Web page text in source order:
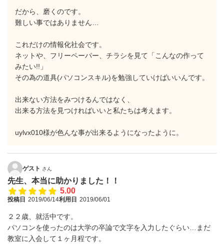
だから、磨くのです。
難しい事ではありません…
これだけの情報化社会です。
ネットや、フリーペーパー、チラシを見て「こんなの作って
みたい!!」
その為の道具(パソコンスキル)を勉強していけばいいんです。
出来ない方法をみつけるんではなく、
出来る方法を見つければいいと私たちは考えます。
uylvx010様が色んな事が出来るようになったように。
ゲスト さん
先生、本当に助かりました！！
5.00
投稿日 2019/06/14利用日 2019/06/01
２２歳、就活中です。
パソコンを使ったのは大学の卒論で文字を入力したぐらい…まだ
教室に入会して１ヶ月程です。